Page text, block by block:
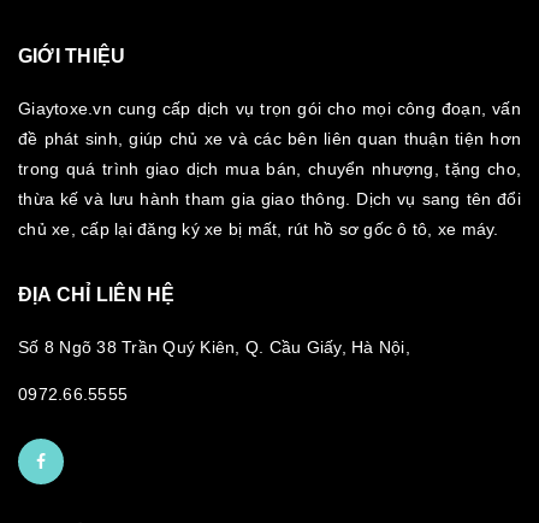
GIỚI THIỆU
Giaytoxe.vn cung cấp dịch vụ trọn gói cho mọi công đoạn, vấn
đề phát sinh, giúp chủ xe và các bên liên quan thuận tiện hơn
trong quá trình giao dịch mua bán, chuyển nhượng, tặng cho,
thừa kế và lưu hành tham gia giao thông. Dịch vụ sang tên đổi
chủ xe, cấp lại đăng ký xe bị mất, rút hồ sơ gốc ô tô, xe máy.
ĐỊA CHỈ LIÊN HỆ
Số 8 Ngõ 38 Trần Quý Kiên, Q. Cầu Giấy, Hà Nội,
0972.66.5555